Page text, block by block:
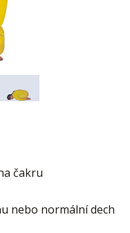
čakru
nebo normální dech